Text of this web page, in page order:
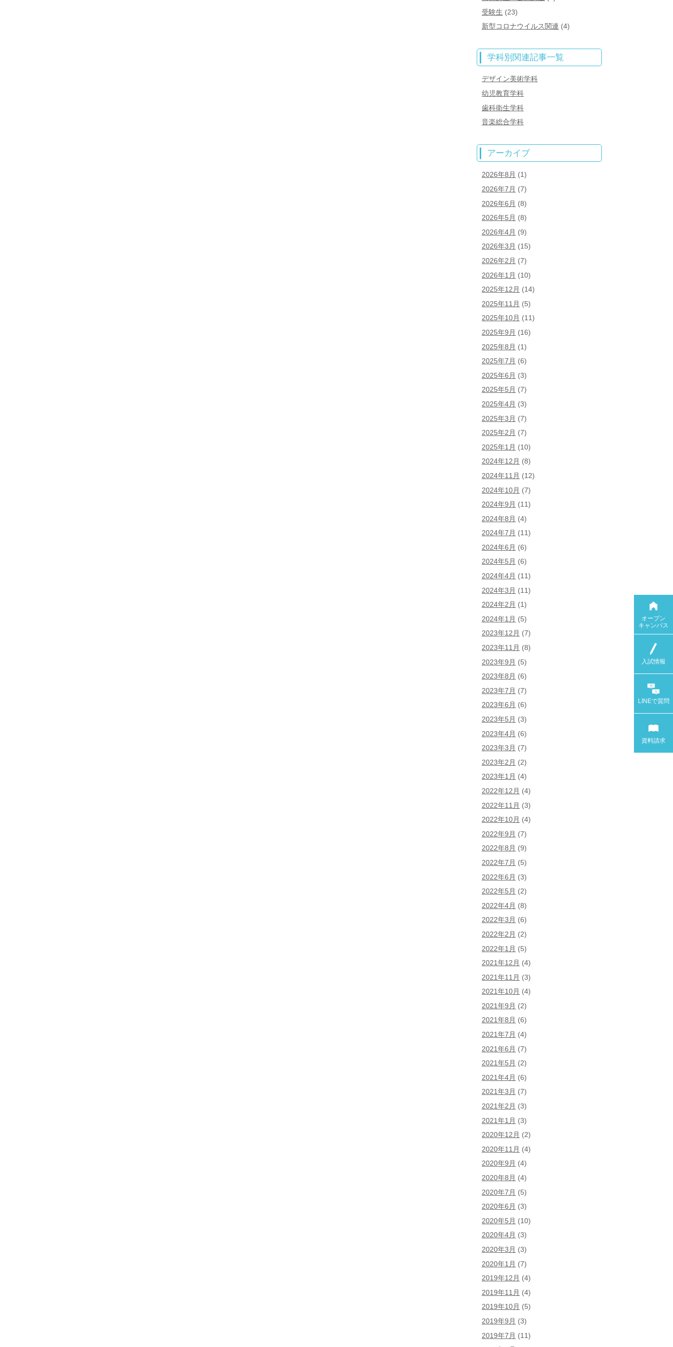
受験生 (23)
新型コロナウイルス関連 (4)
学科別関連記事一覧
デザイン美術学科
幼児教育学科
歯科衛生学科
音楽総合学科
アーカイブ
2026年8月 (1)
2026年7月 (7)
2026年6月 (8)
2026年5月 (8)
2026年4月 (9)
2026年3月 (15)
2026年2月 (7)
2026年1月 (10)
2025年12月 (14)
2025年11月 (5)
2025年10月 (11)
2025年9月 (16)
2025年8月 (1)
2025年7月 (6)
2025年6月 (3)
2025年5月 (7)
2025年4月 (3)
2025年3月 (7)
2025年2月 (7)
2025年1月 (10)
2024年12月 (8)
2024年11月 (12)
2024年10月 (7)
2024年9月 (11)
2024年8月 (4)
2024年7月 (11)
2024年6月 (6)
2024年5月 (6)
2024年4月 (11)
2024年3月 (11)
2024年2月 (1)
2024年1月 (5)
2023年12月 (7)
2023年11月 (8)
2023年9月 (5)
2023年8月 (6)
2023年7月 (7)
2023年6月 (6)
2023年5月 (3)
2023年4月 (6)
2023年3月 (7)
2023年2月 (2)
2023年1月 (4)
2022年12月 (4)
2022年11月 (3)
2022年10月 (4)
2022年9月 (7)
2022年8月 (9)
2022年7月 (5)
2022年6月 (3)
2022年5月 (2)
2022年4月 (8)
2022年3月 (6)
2022年2月 (2)
2022年1月 (5)
2021年12月 (4)
2021年11月 (3)
2021年10月 (4)
2021年9月 (2)
2021年8月 (6)
2021年7月 (4)
2021年6月 (7)
2021年5月 (2)
2021年4月 (6)
2021年3月 (7)
2021年2月 (3)
2021年1月 (3)
2020年12月 (2)
2020年11月 (4)
2020年9月 (4)
2020年8月 (4)
2020年7月 (5)
2020年6月 (3)
2020年5月 (10)
2020年4月 (3)
2020年3月 (3)
2020年1月 (7)
2019年12月 (4)
2019年11月 (4)
2019年10月 (5)
2019年9月 (3)
2019年7月 (11)
オープン
キャンパス
入試情報
LINEで質問
資料請求